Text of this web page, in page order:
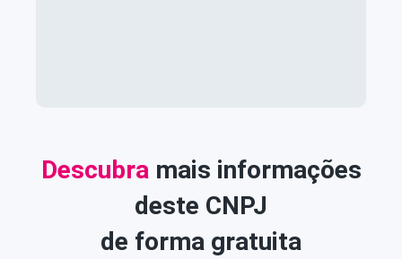
Descubra mais informações
deste CNPJ
de forma gratuita